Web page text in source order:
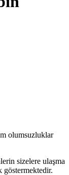
olumsuzluklar
sizelere ulaşma